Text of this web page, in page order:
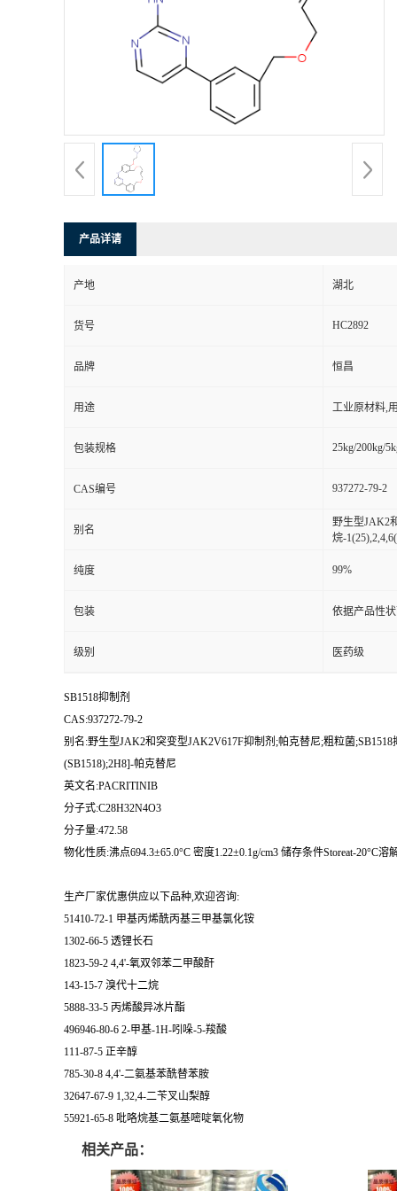
产品详请
产地 湖北
货号 HC2892
品牌 恒昌
用途 工业原材料,
包装规格 25kg/200kg/
CAS编号 937272-79-2
别名
野生型JAK2
烷-
纯度 99%
包装 依据产品性
级别 医药级
SB1518抑制剂
CAS:937272-79-2
别名:野生型JAK2和突变型JAK2V617F抑制剂;帕克替尼;粗粒菌;SB1518
(SB1518);2H8]-帕克替尼
英文名:PACRITINIB
分子式:C28H32N4O3
分子量:472.58
物化性质:沸点694.3±65.0°C 密度1.22±0.1g/cm3 储存条件Storeat-20°C
生产厂家优惠供应以下品种,欢迎咨询:
51410-72-1 甲基丙烯酰丙基三甲基氯化铵
1302-66-5 透锂长石
1823-59-2 4,4'-氧双邻苯二甲酸酐
143-15-7 溴代十二烷
5888-33-5 丙烯酸异冰片酯
496946-80-6 2-甲基-1H-吲哚-5-羧酸
111-87-5 正辛醇
785-30-8 4,4'-二氨基苯酰替苯胺
32647-67-9 1,32,4-二苄叉山梨醇
55921-65-8 吡咯烷基二氨基嘧啶氧化物
相关产品：